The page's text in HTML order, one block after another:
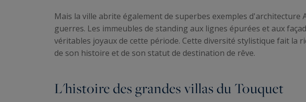
Mais la ville abrite également de superbes exemples
guerres. Les immeubles de standing aux lignes épurées et aux
véritables joyaux de cette période. Cette diversité stylistique fait
de son histoire et de son statut de destination de rêve.
L'histoire des grandes villas du Touquet